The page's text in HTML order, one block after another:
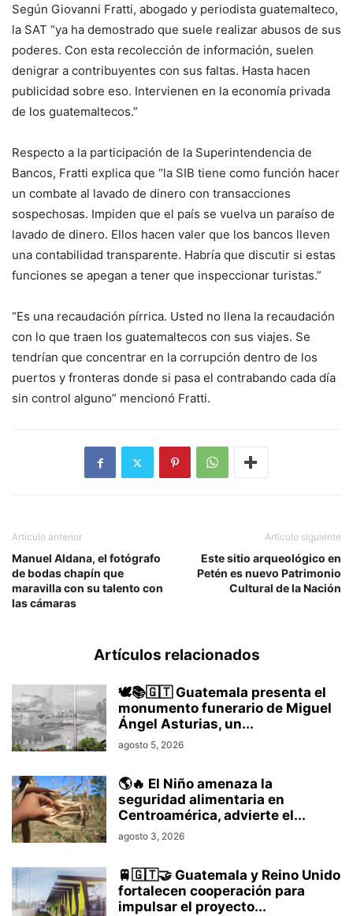
Según Giovanni Fratti, abogado y periodista guatemalteco,
la SAT “ya ha demostrado que suele realizar abusos de sus
poderes. Con esta recolección de información, suelen
denigrar a contribuyentes con sus faltas. Hasta hacen
publicidad sobre eso. Intervienen en la economía privada
de los guatemaltecos.”
Respecto a la participación de la Superintendencia de
Bancos, Fratti explica que “la SIB tiene como función hacer
un combate al lavado de dinero con transacciones
sospechosas. Impiden que el país se vuelva un paraíso de
lavado de dinero. Ellos hacen valer que los bancos lleven
una contabilidad transparente. Habría que discutir si estas
funciones se apegan a tener que inspeccionar turistas.”
“Es una recaudación pírrica. Usted no llena la recaudación
con lo que traen los guatemaltecos con sus viajes. Se
tendrían que concentrar en la corrupción dentro de los
puertos y fronteras donde si pasa el contrabando cada día
sin control alguno” mencionó Fratti.
Artículo anterior
Manuel Aldana, el fotógrafo
de bodas chapín que
maravilla con su talento con
las cámaras
Artículo siguiente
Este sitio arqueológico en
Petén es nuevo Patrimonio
Cultural de la Nación
Artículos relacionados
🕊️📚🇬🇹 Guatemala presenta el
monumento funerario de Miguel
Ángel Asturias, un...
agosto 5, 2026
🌎🔥 El Niño amenaza la
seguridad alimentaria en
Centroamérica, advierte el...
agosto 3, 2026
🚆🇬🇹🤝 Guatemala y Reino Unido
fortalecen cooperación para
impulsar el proyecto...